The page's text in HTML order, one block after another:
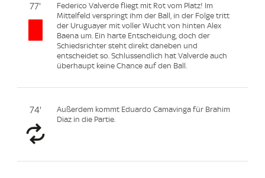
77'
Federico Valverde fliegt mit Rot vom Platz! Im
Mittelfeld verspringt ihm der Ball, in der Folge tritt
der Uruguayer mit voller Wucht von hinten Alex
Baena um. Ein harte Entscheidung, doch der
Schiedsrichter steht direkt daneben und
entscheidet so. Schlussendlich hat Valverde auch
überhaupt keine Chance auf den Ball.
74'
Außerdem kommt Eduardo Camavinga für Brahim
Diaz in die Partie.